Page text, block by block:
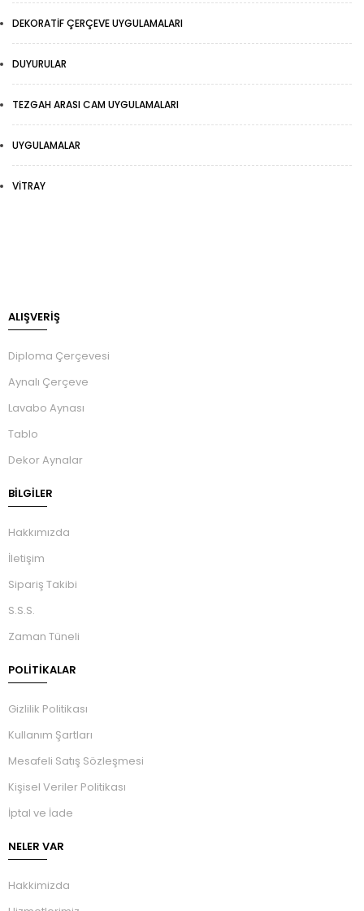
DEKORATIF ÇERÇEVE UYGULAMALARI
DUYURULAR
TEZGAH ARASI CAM UYGULAMALARI
UYGULAMALAR
VITRAY
ALIŞVERİŞ
Diploma Çerçevesi
Aynalı Çerçeve
Lavabo Aynası
Tablo
Dekor Aynalar
BILGILER
Hakkımızda
İletişim
Sipariş Takibi
S.S.S.
Zaman Tüneli
POLİTİKALAR
Gizlilik Politikası
Kullanım Şartları
Mesafeli Satış Sözleşmesi
Kişisel Veriler Politikası
İptal ve İade
NELER VAR
Hakkimizda